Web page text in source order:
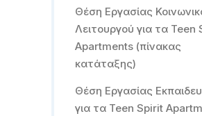
Θέση Εργασίας
Λειτουργού για τα Teen
Apartments (πίνακας
κατάταξης)
Θέση Εργασίας
για τα Teen Spirit